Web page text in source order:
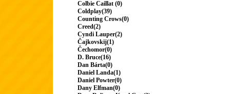
Colbie Caillat (0)
Coldplay(39)
Counting Crows(0)
Creed(2)
Cyndi Lauper(2)
Čajkovskij(1)
Čechomor(0)
D. Bruce(16)
Dan Bárta(0)
Daniel Landa(1)
Daniel Powter(0)
Dany Elfman(0)